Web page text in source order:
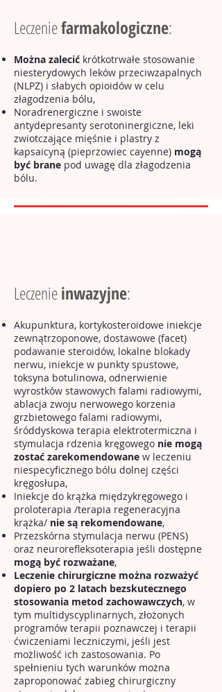
Leczeniefarmakologiczne:
Można zalecić krótkotrwałe stosowanie
niesterydowych leków przeciwzapalnych
(NLPZ) i słabych opioidów w celu
złagodzenia bólu,
Noradrenergiczne i swoiste
antydepresanty serotoninergiczne, leki
zwiotczające mięśnie i plastry z
kapsaicyną (pieprzowiec cayenne) mogą
być brane pod uwagę dla złagodzenia
bólu.
Leczenieinwazyjne:
Akupunktura, kortykosteroidowe iniekcje
zewnątrzoponowe, dostawowe (facet)
podawanie steroidów, lokalne blokady
nerwu, iniekcje w punkty spustowe,
toksyna botulinowa, odnerwienie
wyrostków stawowych falami radiowymi,
ablacja zwoju nerwowego korzenia
grzbietowego falami radiowymi,
śróddyskowa terapia elektrotermiczna i
stymulacja rdzenia kręgowego nie mogą
zostać zarekomendowane w leczeniu
niespecyficznego bólu dolnej części
kręgosłupa,
Iniekcje do krążka międzykręgowego i
proloterapia /terapia regeneracyjna
krążka/ nie są rekomendowane,
Przezskórna stymulacja nerwu (PENS)
oraz neurorefleksoterapia jeśli dostępne
mogą być rozważane,
Leczenie chirurgiczne można rozważyć
dopiero po 2 latach bezskutecznego
stosowania metod zachowawczych, w
tym multidyscyplinarnych, złożonych
programów terapii poznawczej i terapii
ćwiczeniami leczniczymi, jeśli jest
możliwość ich zastosowania. Po
spełnieniu tych warunków można
zaproponować zabieg chirurgiczny